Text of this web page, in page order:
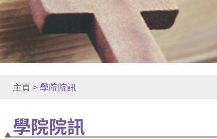
主頁>學院院訊
學院院訊